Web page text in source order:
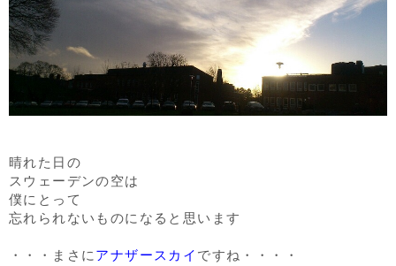
晴れた日の
スウェーデンの空は
僕にとって
忘れられないものになると思います
・・・まさに アナザースカイ ですね・・・・